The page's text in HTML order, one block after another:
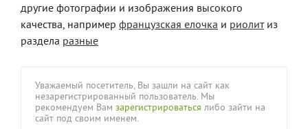
другие фотографии и изображения высокого
качества, например французская елочка и риолитиз
раздела разные
Уважаемый посетитель, Вы зашли на сайт как
незарегистрированный пользователь. Мы
рекомендуем Вам зарегистрироваться либо зайти на
сайт под своим именем.